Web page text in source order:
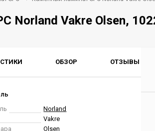
Norland Vakre Olsen,
ОБЗОР ОТЗЫВЫ
Norland
Vakre
Olsen